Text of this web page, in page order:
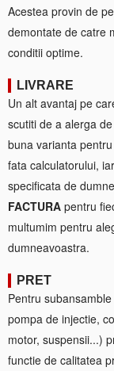
Acestea provin de
demontate de catre
conditii optime.
LIVRARE
Un alt avantaj pe
scutiti de a alerga
buna varianta
fata calculatorului,
specificata de
FACTURA pentru
multumim pentru
dumneavoastra.
PRET
Pentru
pompa de injectie,
motor, suspensii...)
functie de calitatea